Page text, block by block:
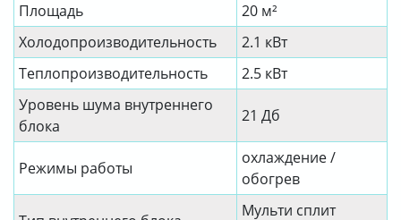
Площадь
20 м²
Холодопроизводительность
2.1 кВт
Теплопроизводительность
2.5 кВт
Уровень шума внутреннего
блока
21 Дб
Режимы работы
охлаждение /
обогрев
Мульти сплит